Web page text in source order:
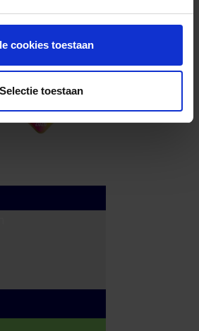
cookies toestaan
Selectie toestaan